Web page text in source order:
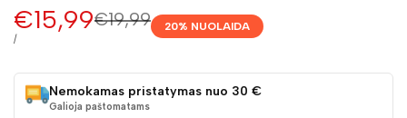
Įprasta
€19,99
Pardavimo
kaina
€15,99
VIENETO
/
20% NUOLAIDA
Nemokamas pristatymas nuo 30 €
Galioja paštomatams